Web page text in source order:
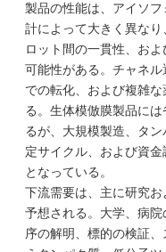
製品の性能は、アイソ
計によって大きく異なり
ロット間の一貫性、お
可能性がある。チャネ
での転化、および複雑
る。生体模倣膜製品に
るが、大規模製造、タ
定サイクル、および資
となっている。
下流需要は、主に研究
予想される。大学、病
序の解明、標的の検証